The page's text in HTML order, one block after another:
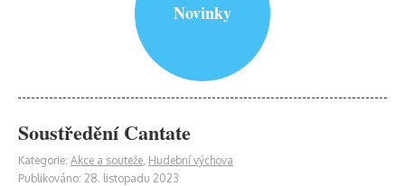
Novinky
Soustředění Cantate
Kategorie: Akce a souteže, Hudební výchova
Publikováno: 28. listopadu 2023